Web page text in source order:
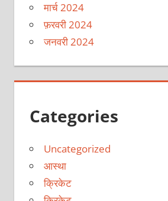
मार्च 2024
फ़रवरी 2024
जनवरी 2024
Categories
Uncategorized
आस्था
क्रिकेट